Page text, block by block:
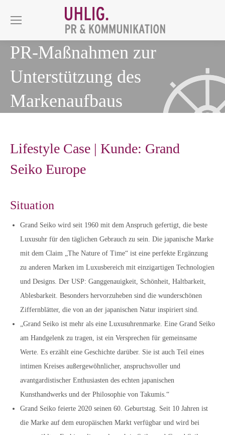
PR-Maßnahmen zur
Unterstützung des
Markenaufbaus
Lifestyle Case | Kunde: Grand
Seiko Europe
Situation
Grand Seiko wird seit 1960 mit dem Anspruch gefertigt, die beste
Luxusuhr für den täglichen Gebrauch zu sein. Die japanische Marke
mit dem Claim „The Nature of Time“ ist eine perfekte Ergänzung
zu anderen Marken im Luxusbereich mit einzigartigen Technologien
und Designs. Der USP: Ganggenauigkeit, Schönheit, Haltbarkeit,
Ablesbarkeit. Besonders hervorzuheben sind die wunderschönen
Ziffernblätter, die von an der japanischen Natur inspiriert sind.
„Grand Seiko ist mehr als eine Luxusuhrenmarke. Eine Grand Seiko
am Handgelenk zu tragen, ist ein Versprechen für gemeinsame
Werte. Es erzählt eine Geschichte darüber. Sie ist auch Teil eines
intimen Kreises außergewöhnlicher, anspruchsvoller und
avantgardistischer Enthusiasten des echten japanischen
Kunsthandwerks und der Philosophie von Takumis.“
Grand Seiko feierte 2020 seinen 60. Geburtstag. Seit 10 Jahren ist
die Marke auf dem europäischen Markt verfügbar und wird bei